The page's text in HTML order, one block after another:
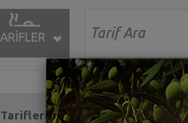
Tarifleri